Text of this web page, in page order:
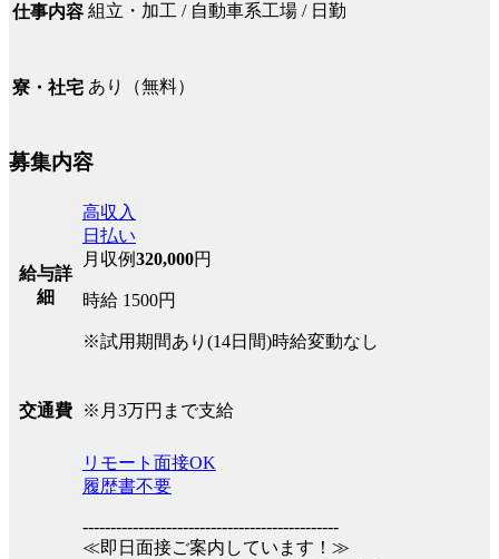
仕事内容 組立・加工 / 自動車系工場 / 日勤
寮・社宅 あり（無料）
募集内容
給与詳
細
高収入
日払い
月収例320,000円
時給 1500円
※試用期間あり(14日間)時給変動なし
交通費 ※月3万円まで支給
リモート面接OK
履歴書不要
----------------------------------------------
≪即日面接ご案内しています！≫